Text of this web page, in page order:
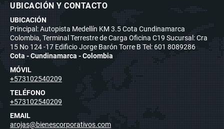
UBICACIÓN Y CONTACTO
UBICACIÓN
Principal: Autopista Medellín KM 3.5 Cota Cundinamarca
Colombia, Terminal Terrestre de Carga Oficina C19 Sucursal: Cra
15 No 124 -17 Edificio Jorge Barón Torre B Tel: 601 8089286
Cota - Cundinamarca - Colombia
MÓVIL
+573102540209
TELÉFONO
+573102540209
EMAIL
arojas@bienescorporativos.com